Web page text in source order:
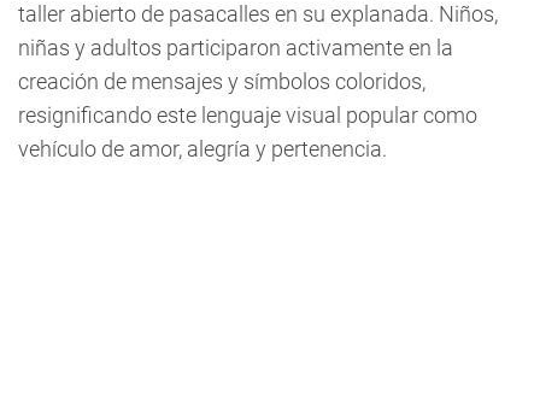
taller abierto de pasacalles en su explanada. Niños,
niñas y adultos participaron activamente en la
creación de mensajes y símbolos coloridos,
resignificando este lenguaje visual popular como
vehículo de amor, alegría y pertenencia.